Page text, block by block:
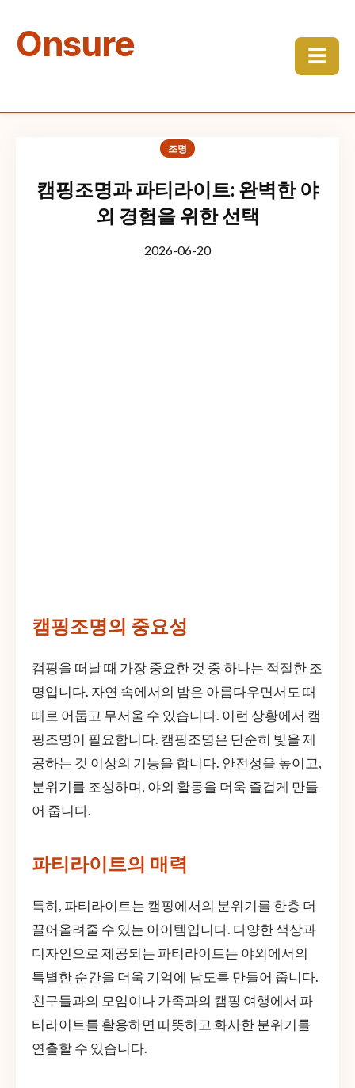
Onsure ☰
조명
캠핑조명과 파티라이트: 완벽한 야
외 경험을 위한 선택
2026-06-20
캠핑조명의 중요성
캠핑을 떠날 때 가장 중요한 것 중 하나는 적절한 조
명입니다. 자연 속에서의 밤은 아름다우면서도 때
때로 어둡고 무서울 수 있습니다. 이런 상황에서 캠
핑조명이 필요합니다. 캠핑조명은 단순히 빛을 제
공하는 것 이상의 기능을 합니다. 안전성을 높이고,
분위기를 조성하며, 야외 활동을 더욱 즐겁게 만들
어 줍니다.
파티라이트의 매력
특히, 파티라이트는 캠핑에서의 분위기를 한층 더
끌어올려줄 수 있는 아이템입니다. 다양한 색상과
디자인으로 제공되는 파티라이트는 야외에서의
특별한 순간을 더욱 기억에 남도록 만들어 줍니다.
친구들과의 모임이나 가족과의 캠핑 여행에서 파
티라이트를 활용하면 따뜻하고 화사한 분위기를
연출할 수 있습니다.